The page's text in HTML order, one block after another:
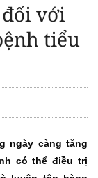
với
tiểu
ngày càng tăng
có thể điều trị